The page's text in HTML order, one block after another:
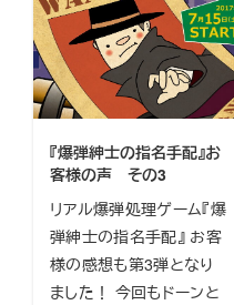
『爆弾紳士の指名手配』お
客様の声 その3
リアル爆弾処理ゲーム『爆
弾紳士の指名手配』 お客
様の感想も第3弾となり
ました！ 今回もドーンと